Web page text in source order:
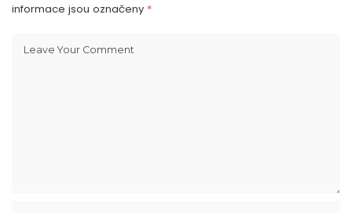
informace jsou označeny *